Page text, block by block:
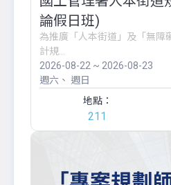
論假日班)
為推廣「人本街道」及「無障
計規...
2026-08-22 ~ 2026-08-23
週六
週日
地點：
211